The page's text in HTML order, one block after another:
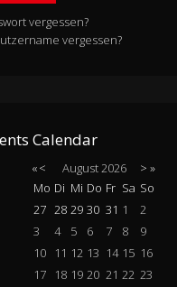
vergessen?
vergessen?
Calendar
«< August2026 > »
Mo Di Mi Do Fr Sa So
27 28 29 30 31 1
2
3
4 5 6 7 8
9
10
11 12 13 14 15 16
17
18 19 20 21 22 23